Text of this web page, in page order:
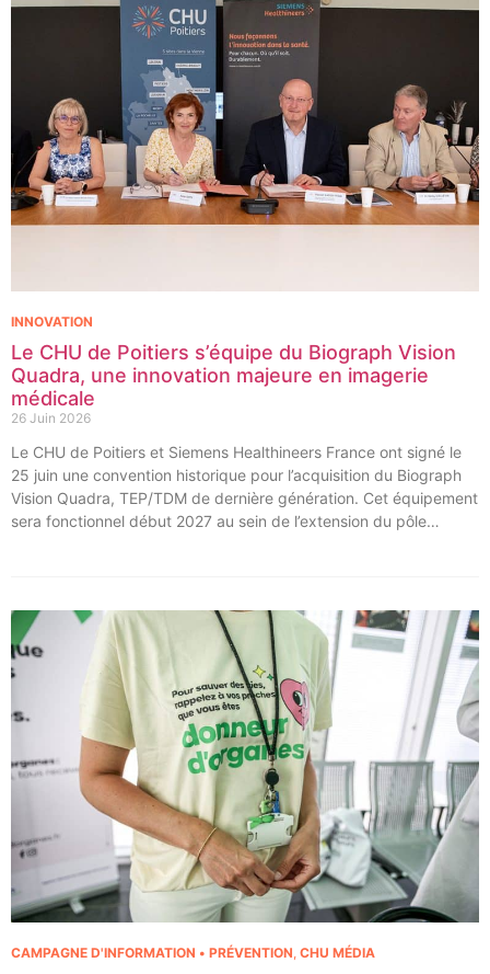
Le CHU de Poitiers s’équipe du Biograph Vision
Quadra, une innovation majeure en imagerie
médicale
26 Juin 2026
INNOVATION
Le CHU de Poitiers et Siemens Healthineers France ont signé le
25 juin une convention historique pour l’acquisition du Biograph
Vision Quadra, TEP/TDM de dernière génération. Cet équipement
sera fonctionnel début 2027 au sein de l’extension du pôle
l’acquisition et l’installation de l’équipement au cœur même du
pôle régional de cancérologie.
CAMPAGNE D'INFORMATION • PRÉVENTION, CHU MÉDIA